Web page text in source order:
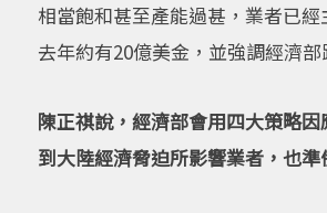
相當飽和甚至產能過甚，業者已
去年約有20億美金，並強調經濟
陳正祺說，經濟部會用四大策略
到大陸經濟脅迫所影響業者，也